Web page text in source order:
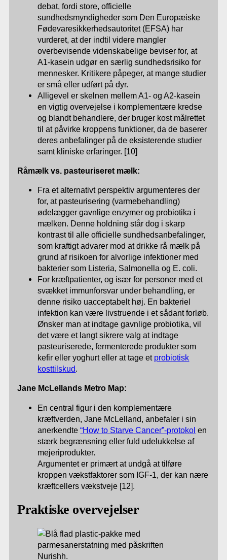
debat, fordi store, officielle
sundhedsmyndigheder som Den Europæiske
Fødevaresikkerhedsautoritet (EFSA) har
vurderet, at der indtil videre mangler
overbevisende videnskabelige beviser for, at
A1-kasein udgør en særlig sundhedsrisiko for
mennesker. Kritikere påpeger, at mange studier
er små eller udført på dyr.
Alligevel er skelnen mellem A1- og A2-kasein
en vigtig overvejelse i komplementære kredse
og blandt behandlere, der bruger kost målrettet
til at påvirke kroppens funktioner, da de baserer
deres anbefalinger på de eksisterende studier
samt kliniske erfaringer. [10]
Råmælk vs. pasteuriseret mælk:
Fra et alternativt perspektiv argumenteres der
for, at pasteurisering (varmebehandling)
ødelægger gavnlige enzymer og probiotika i
mælken. Denne holdning står dog i skarp
kontrast til alle officielle sundhedsanbefalinger,
som kraftigt advarer mod at drikke rå mælk på
grund af risikoen for alvorlige infektioner med
bakterier som Listeria, Salmonella og E. coli.
For kræftpatienter, og især for personer med et
svækket immunforsvar under behandling, er
denne risiko uacceptabelt høj. En bakteriel
infektion kan være livstruende i et sådant forløb.
Ønsker man at indtage gavnlige probiotika, vil
det være et langt sikrere valg at indtage
pasteuriserede, fermenterede produkter som
kefir eller yoghurt eller at tage et probiotisk
kosttilskud.
Jane McLellands Metro Map:
En central figur i den komplementære
kræftverden, Jane McLelland, anbefaler i sin
anerkendte“How to Starve Cancer”-protokol en
stærk begrænsning eller fuld udelukkelse af
mejeriprodukter.
Argumentet er primært at undgå at tilføre
kroppen vækstfaktorer som IGF-1, der kan nære
kræftcellers vækstveje [12].
Praktiske overvejelser